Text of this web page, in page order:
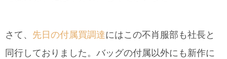
さて、 先日の付属買調達にはこの不肖服部も社長と
同行しておりました。バッグの付属以外にも新作に